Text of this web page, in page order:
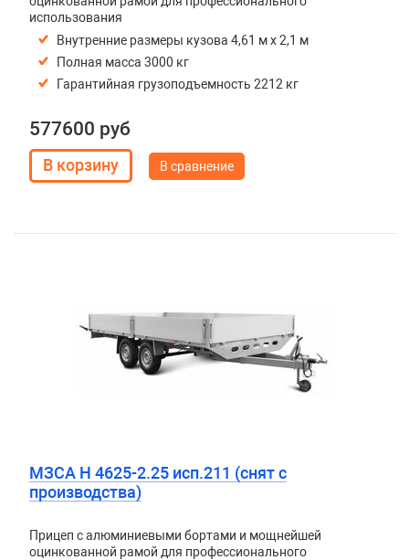
использования
Внутренние размеры кузова 4,61 м х 2,1 м
Полная масса 3000 кг
Гарантийная грузоподъемность 2212 кг
577600 руб
В сравнение
МЗСА H 4625-2.25 исп.211 (снят с
производства)
Прицеп с алюминиевыми бортами и мощнейшей
оцинкованной рамой для профессионального